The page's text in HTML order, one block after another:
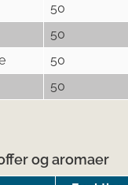
50
50
50
50
og aromaer